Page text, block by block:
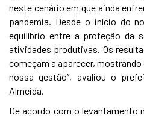
neste cenário em que ainda
pandemia. Desde o início do
equilíbrio entre a proteção da
atividades produtivas. Os
começam a aparecer,
nossa gestão”, avaliou o
Almeida.
De acordo com o levantamento